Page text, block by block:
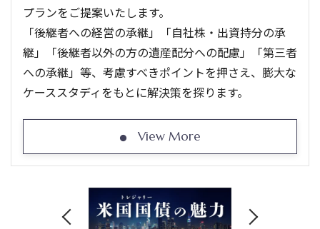
プランをご提案いたします。
「後継者への経営の承継」「自社株・出資持分の承
継」「後継者以外の方の遺産配分への配慮」「第三者
への承継」等、考慮すべきポイントを押さえ、膨大な
ケーススタディをもとに解決策を探ります。
View More